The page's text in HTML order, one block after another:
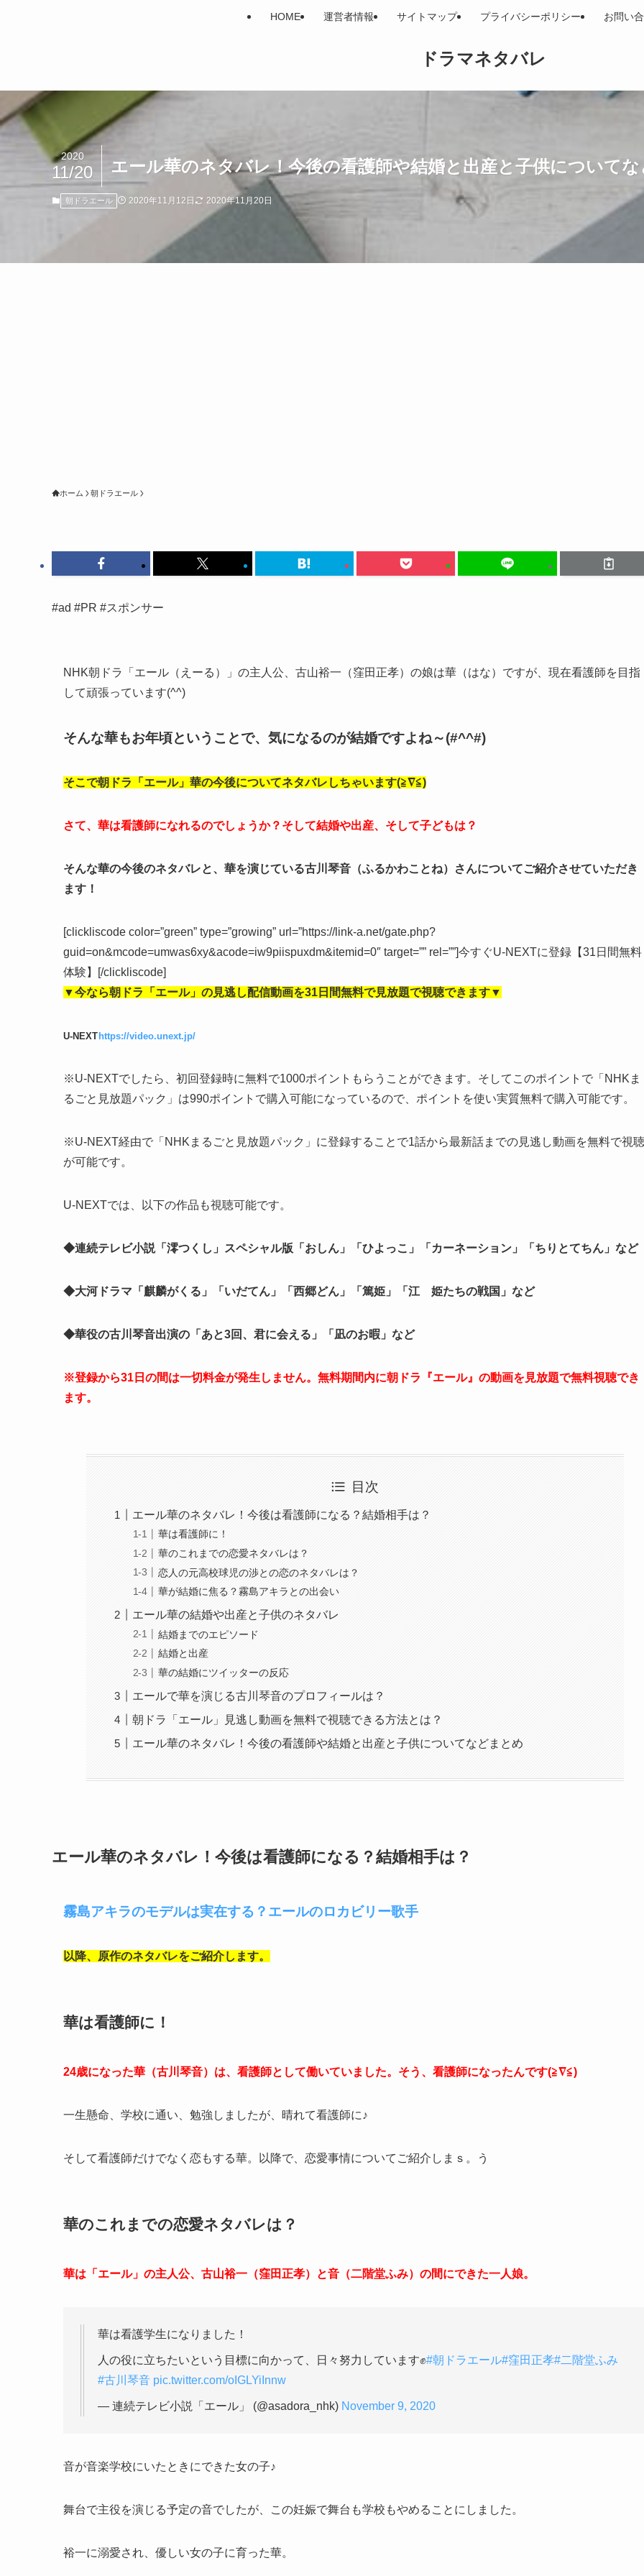
ドラマネタバレ
HOME 運営者情報 サイトマップ プライバシーポリシー お問い
エール華のネタバレ！今後の看護師や結婚と出産と子供についてな
2020
11/20
朝ドラエール 2020年11月12日 2020年11月20日
ホーム 朝ドラエール
#ad #PR #スポンサー
NHK朝ドラ「エール（えーる）」の主人公、古山裕一（窪田正孝）の娘は華（はな）ですが、現在看護師を目指
して頑張っています(^^)
そんな華もお年頃ということで、気になるのが結婚ですよね～(#^^#)
そこで朝ドラ「エール」華の今後についてネタバレしちゃいます(≧∇≦)
さて、華は看護師になれるのでしょうか？そして結婚や出産、そして子どもは？
そんな華の今後のネタバレと、華を演じている古川琴音（ふるかわことね）さんについてご紹介させていただき
ます！
[clickliscode color=”green” type=”growing” url=”https://link-a.net/gate.php?
guid=on&mcode=umwas6xy&acode=iw9piispuxdm&itemid=0″ target=”” rel=””]今すぐU-NEXTに登録【31日間無料
体験】[/clickliscode]
▼今なら朝ドラ「エール」の見逃し配信動画を31日間無料で見放題で視聴できます▼
U-NEXT https://video.unext.jp/
※U-NEXTでしたら、初回登録時に無料で1000ポイントもらうことができます。そしてこのポイントで「NHKま
るごと見放題パック」は990ポイントで購入可能になっているので、ポイントを使い実質無料で購入可能です。
※U-NEXT経由で「NHKまるごと見放題パック」に登録することで1話から最新話までの見逃し動画を無料で視聴
が可能です。
U-NEXTでは、以下の作品も視聴可能です。
◆連続テレビ小説「澪つくし」スペシャル版「おしん」「ひよっこ」「カーネーション」「ちりとてちん」など
◆大河ドラマ「麒麟がくる」「いだてん」「西郷どん」「篤姫」「江 姫たちの戦国」など
◆華役の古川琴音出演の「あと3回、君に会える」「凪のお暇」など
※登録から31日の間は一切料金が発生しません。無料期間内に朝ドラ『エール』の動画を見放題で無料視聴でき
ます。
目次
エール華のネタバレ！今後は看護師になる？結婚相手は？
華は看護師に！
華のこれまでの恋愛ネタバレは？
恋人の元高校球児の渉との恋のネタバレは？
華が結婚に焦る？霧島アキラとの出会い
エール華の結婚や出産と子供のネタバレ
結婚までのエピソード
結婚と出産
華の結婚にツイッターの反応
エールで華を演じる古川琴音のプロフィールは？
朝ドラ「エール」見逃し動画を無料で視聴できる方法とは？
エール華のネタバレ！今後の看護師や結婚と出産と子供についてなどまとめ
エール華のネタバレ！今後は看護師になる？結婚相手は？
霧島アキラのモデルは実在する？エールのロカビリー歌手
以降、原作のネタバレをご紹介します。
華は看護師に！
24歳になった華（古川琴音）は、看護師として働いていました。 そう、看護師になったんです(≧∇≦)
一生懸命、学校に通い、勉強しましたが、晴れて看護師に♪
そして看護師だけでなく恋もする華。以降で、恋愛事情についてご紹介しまｓ。う
華のこれまでの恋愛ネタバレは？
華は「エール」の主人公、古山裕一（窪田正孝）と音（二階堂ふみ）の間にできた一人娘。
華は看護学生になりました！
人の役に立ちたいという目標に向かって、日々努力しています✊#朝ドラエール#窪田正孝#二階堂ふみ
#古川琴音 pic.twitter.com/oIGLYiInnw
— 連続テレビ小説「エール」 (@asadora_nhk) November 9, 2020
音が音楽学校にいたときにできた女の子♪
舞台で主役を演じる予定の音でしたが、この妊娠で舞台も学校もやめることにしました。
裕一に溺愛され、優しい女の子に育った華。